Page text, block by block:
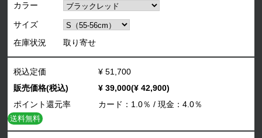
カラー
サイズ
在庫状況
取り寄せ
税込定価
¥ 51,700
販売価格(税込)
¥ 39,000(¥ 42,900)
ポイント還元率
カード：1.0％ / 現金：4.0％
送料無料